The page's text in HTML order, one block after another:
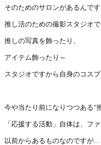
そのためのサロンがあるんです
推し活のための撮影スタジオで
推しの写真を飾ったり、
アイテム飾ったり～
スタジオですから自身のコス
今や当たり前になりつつある“
「応援する活動」自体は、フ
以前からあるものなのですが…